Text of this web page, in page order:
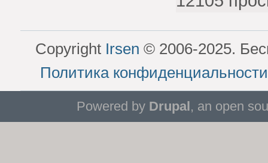
Copyright Irsen © 2006-2025.
Политика
Powered by Drupal, an open